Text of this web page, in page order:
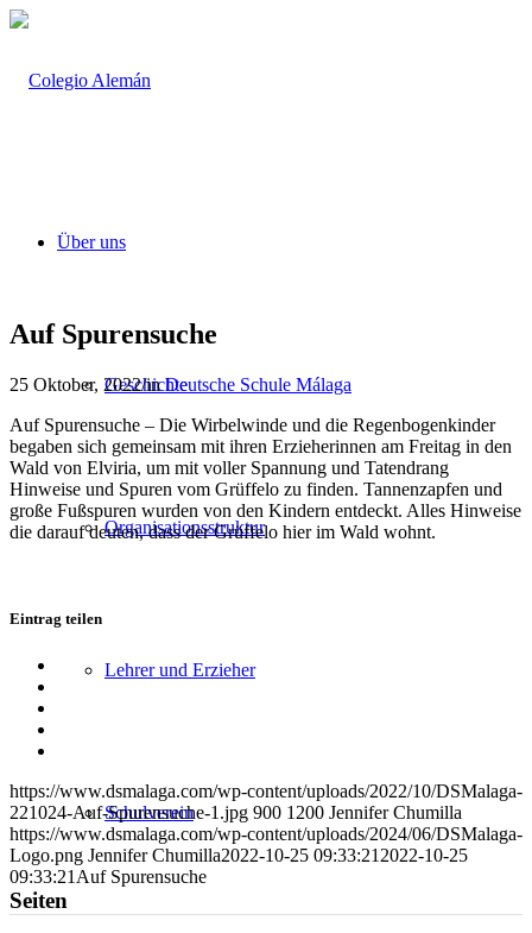
Über uns
Geschichte
Organisationsstruktur
Lehrer und Erzieher
Schulverein
Auf Spurensuche
25 Oktober, 2022/inDeutsche Schule Málaga
Auf Spurensuche – Die Wirbelwinde und die Regenbogenkinder
begaben sich gemeinsam mit ihren Erzieherinnen am Freitag in den
Wald von Elviria, um mit voller Spannung und Tatendrang
Hinweise und Spuren vom Grüffelo zu finden. Tannenzapfen und
große Fußspuren wurden von den Kindern entdeckt. Alles Hinweise
die darauf deuten, dass der Grüffelo hier im Wald wohnt.
Eintrag teilen
Teilen
Mail
teilen
https://www.dsmalaga.com/wp-content/uploads/2022/10/DSMalaga-
221024-Auf-Spurensuche-1.jpg 900 1200 Jennifer Chumilla
https://www.dsmalaga.com/wp-content/uploads/2024/06/DSMalaga-
Logo.png Jennifer Chumilla2022-10-25 09:33:21 2022-10-25
09:33:21 Auf Spurensuche
Seiten